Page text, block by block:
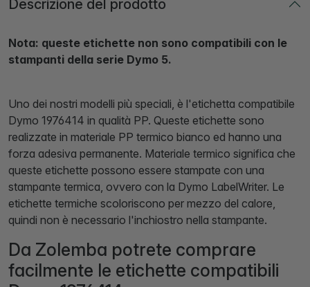
Descrizione del prodotto
Nota: queste etichette non sono compatibili con le
stampanti della serie Dymo 5.
Uno dei nostri modelli più speciali, è l'etichetta compatibile
Dymo 1976414 in qualità PP. Queste etichette sono
realizzate in materiale PP termico bianco ed hanno una
forza adesiva permanente. Materiale termico significa che
queste etichette possono essere stampate con una
stampante termica, ovvero con la Dymo LabelWriter. Le
etichette termiche scoloriscono per mezzo del calore,
quindi non è necessario l'inchiostro nella stampante.
Da Zolemba potrete comprare
facilmente le etichette compatibili